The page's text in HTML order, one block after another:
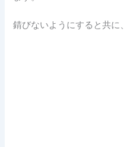
錆びないようにすると共に